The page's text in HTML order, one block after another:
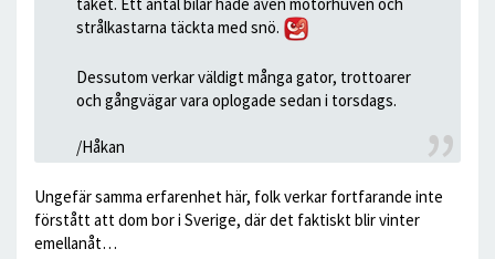
strålkastarna täckta med snö.
Dessutom verkar väldigt många gator, trottoarer
och gångvägar vara oplogade sedan i torsdags.
/Håkan
Ungefär samma erfarenhet här, folk verkar fortfarande inte
förstått att dom bor i Sverige, där det faktiskt blir vinter
emellanåt…